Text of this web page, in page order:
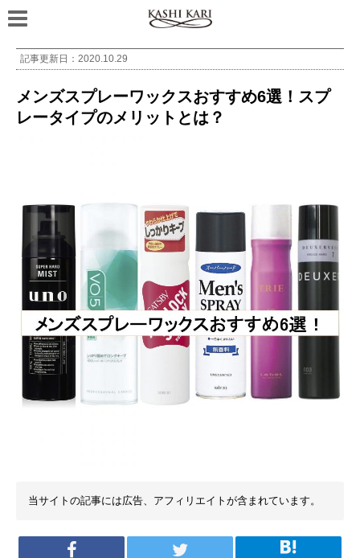
記事更新日： 2020.10.29
メンズスプレーワックスおすすめ6選！スプ
レータイプのメリットとは？
当サイトの記事には広告、アフィリエイトが含まれています。